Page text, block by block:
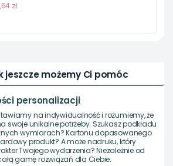
zł
jeszcze możemy Ci pomóc
personalizacji
na indywidualność i rozumiemy, że
swoje unikalne potrzeby. Szukasz podkładu
wymiarach? Kartonu dopasowanego
produkt? A może nadruku, który
Twojego wydarzenia? Niezależnie od
gamę rozwiązań dla Ciebie.